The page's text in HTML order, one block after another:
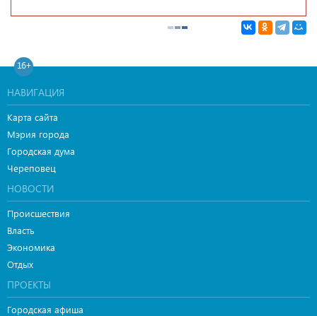
16+
НАВИГАЦИЯ
Карта сайта
Мэрия города
Городская дума
Череповец
НОВОСТИ
Происшествия
Власть
Экономика
Отдых
ПРОЕКТЫ
Городская афиша